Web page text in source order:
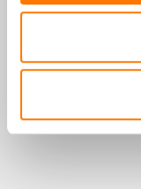
es smarte
stehen. Kai ist keine
detektivische